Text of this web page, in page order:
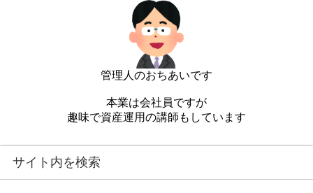
管理人のおちあいです
本業は会社員ですが
趣味で資産運用の講師もしています
サイト内を検索